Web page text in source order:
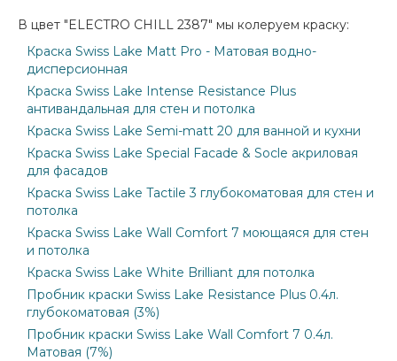
В цвет "ELECTRO CHILL 2387" мы колеруем краску:
Краска Swiss Lake Matt Pro - Матовая водно-
дисперсионная
Краска Swiss Lake Intense Resistance Plus
антивандальная для стен и потолка
Краска Swiss Lake Semi-matt 20 для ванной и кухни
Краска Swiss Lake Special Facade & Socle акриловая
для фасадов
Краска Swiss Lake Tactile 3 глубокоматовая для стен и
потолка
Краска Swiss Lake Wall Comfort 7 моющаяся для стен
и потолка
Краска Swiss Lake White Brilliant для потолка
Пробник краски Swiss Lake Resistance Plus 0.4л.
глубокоматовая (3%)
Пробник краски Swiss Lake Wall Comfort 7 0.4л.
Матовая (7%)